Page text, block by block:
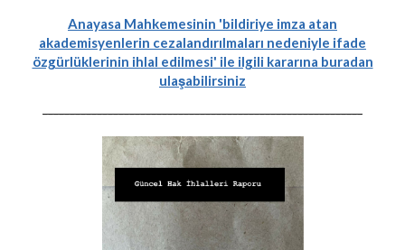
Anayasa Mahkemesinin 'bildiriye imza atan
akademisyenlerin cezalandırılmaları nedeniyle ifade
özgürlüklerinin ihlal edilmesi' ile ilgili kararına buradan
ulaşabilirsiniz
-----------------------------------------------------------